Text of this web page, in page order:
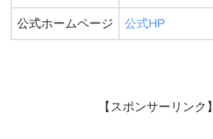
公式ホームページ 公式HP
【スポンサーリンク】